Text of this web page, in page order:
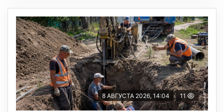
8 АВГУСТА 2026, 14:04 11